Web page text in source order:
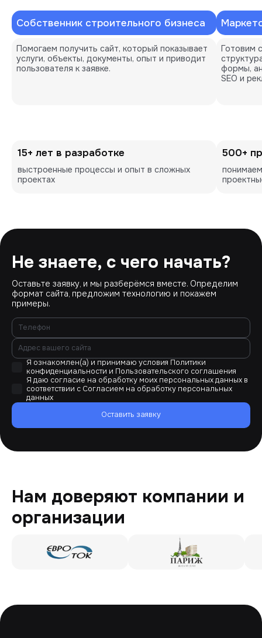
Собственник строительного бизнеса
Помогаем получить сайт, который показывает
услуги, объекты, документы, опыт и приводит
пользователя к заявке.
Готовим
формы,
SEO и
15+ лет в разработке
выстроенные процессы и опыт в сложных
проектах
500+
Не знаете, с чего начать?
Оставьте заявку, и мы разберёмся вместе. Определим
формат сайта, предложим технологию и покажем
примеры.
Я ознакомлен(а) и принимаю условия Политики
конфиденциальности и Пользовательского соглашения
Я даю согласие на обработку моих персональных данных в
соответствии с Согласием на обработку персональных
данных
Оставить заявку
Нам доверяют компании и
организации